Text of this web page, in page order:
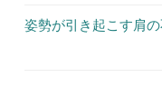
姿勢が引き起こす肩